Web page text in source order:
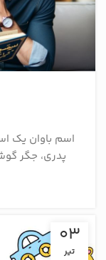
اسم باوان یک
پدری، جگر
03
تیر